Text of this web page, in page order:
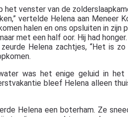
het venster van de
vertelde Helena aan Meneer
halen en ons opsluiten in zijn
met een half oor. Hij had
Helena zachtjes, “Het is
was het enige geluid in
bleef Helena alleen
Helena een boterham. Ze